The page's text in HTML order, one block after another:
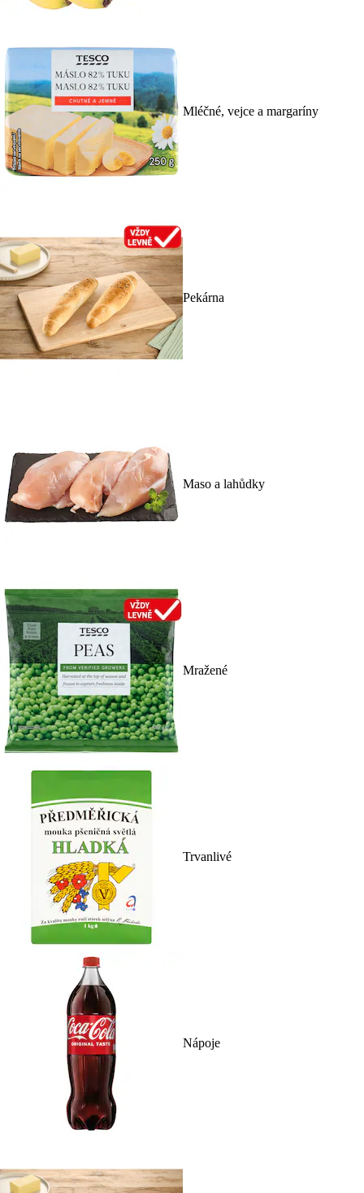
Mléčné, vejce a margaríny
Pekárna
Maso a lahůdky
Mražené
Trvanlivé
Nápoje